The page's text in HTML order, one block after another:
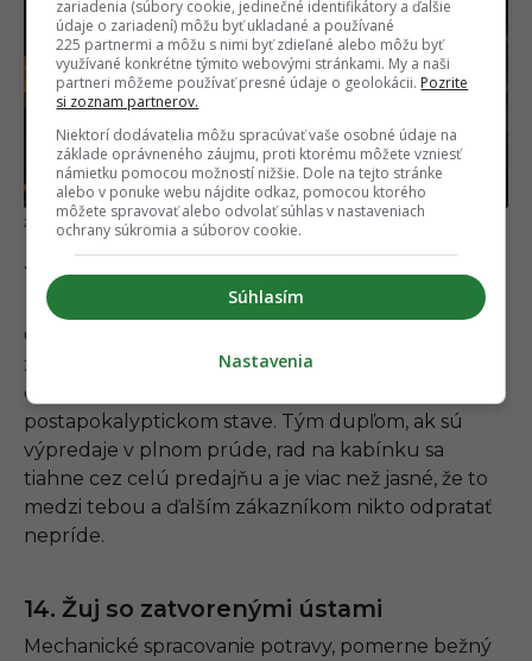
Sabri Tuzcu / Unsplash
13. Nenechaj po sebe spúšť v skúšobnej
kabínke
Obchod síce zamestnáva ľudí, ktorí (mimo iného)
za upratovanie kabínok poberajú mzdu, ale to ťa
ešte neoprávňuje zanechať ich v
postapokalyptickom stave. Tým dupľom, ak sú
výpredaje v plnom prúde, rad na kabínku sa
tiahne cez celú predajňu a je viac než jasné, že to
medzi tebou a ďalším zákazníkom nikto odpratať
nepríde.
14. Žuj so zatvorenými ústami
Mechanické spracovanie potravy, pomerne bežný
zariadenia (súbory cookie, jedinečné identifikátory a ďalšie
údaje o zariadení) môžu byť ukladané a používané
225 partnermi a môžu s nimi byť zdieľané alebo môžu byť
využívané konkrétne týmito webovými stránkami. My a naši
partneri môžeme používať presné údaje o geolokácii. Pozrite
si zoznam partnerov.
Niektorí dodávatelia môžu spracúvať vaše osobné údaje na
základe oprávneného záujmu, proti ktorému môžete vzniesť
námietku pomocou možností nižšie. Dole na tejto stránke
alebo v ponuke webu nájdite odkaz, pomocou ktorého
môžete spravovať alebo odvolať súhlas v nastaveniach
ochrany súkromia a súborov cookie.
Súhlasím
Nastavenia